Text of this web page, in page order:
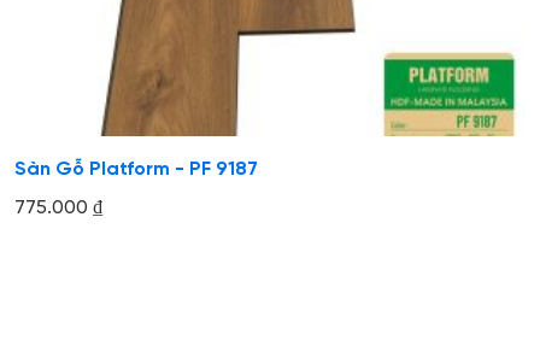
Sàn Gỗ Platform - PF 9187
775.000 ₫